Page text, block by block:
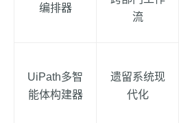
编排器
流
UiPath多智
能体构建器
遗留系统现
代化